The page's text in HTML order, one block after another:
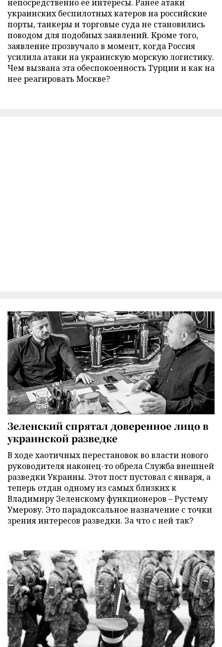
непосредственно ее интересы. Ранее атаки
украинских беспилотных катеров на российские
порты, танкеры и торговые суда не становились
поводом для подобных заявлений. Кроме того,
заявление прозвучало в момент, когда Россия
усилила атаки на украинскую морскую логистику.
Чем вызвана эта обеспокоенность Турции и как на
нее реагировать Москве?
Зеленский спрятал доверенное лицо в
украинской разведке
В ходе хаотичных перестановок во власти нового
руководителя наконец-то обрела Служба внешней
разведки Украины. Этот пост пустовал с января, а
теперь отдан одному из самых близких к
Владимиру Зеленскому функционеров – Рустему
Умерову. Это парадоксальное назначение с точки
зрения интересов разведки. За что с ней так?